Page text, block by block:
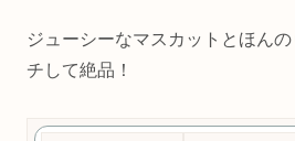
ジューシーなマスカットとほん
チして絶品！